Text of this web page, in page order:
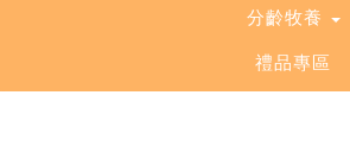
分齡牧養
禮品專區